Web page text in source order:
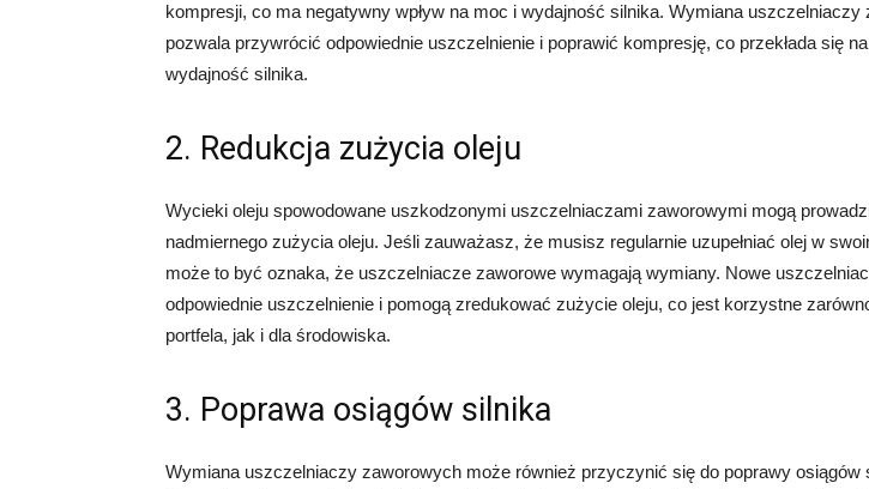
kompresji, co ma negatywny wpływ na moc i wydajność silnika. Wymiana uszczelniaczy
pozwala przywrócić odpowiednie uszczelnienie i poprawić kompresję, co przekłada się
wydajność silnika.
2. Redukcja zużycia oleju
Wycieki oleju spowodowane uszkodzonymi uszczelniaczami zaworowymi mogą
nadmiernego zużycia oleju. Jeśli zauważasz, że musisz regularnie uzupełniać olej w
może to być oznaka, że uszczelniacze zaworowe wymagają wymiany. Nowe
odpowiednie uszczelnienie i pomogą zredukować zużycie oleju, co jest korzystne
portfela, jak i dla środowiska.
3. Poprawa osiągów silnika
Wymiana uszczelniaczy zaworowych może również przyczynić się do poprawy osiągów